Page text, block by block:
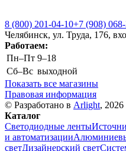
8 (800) 201-04-10+7 (908)
Челябинск, ул. Труда, 176,
Работаем:
Пн–Пт 9–18
Сб–Вс выходной
Показать все магазины
Правовая информация
© Разработано в Arlight, 2026
Каталог
Светодиодные ленты
и автоматизации
светДизайнерский свет